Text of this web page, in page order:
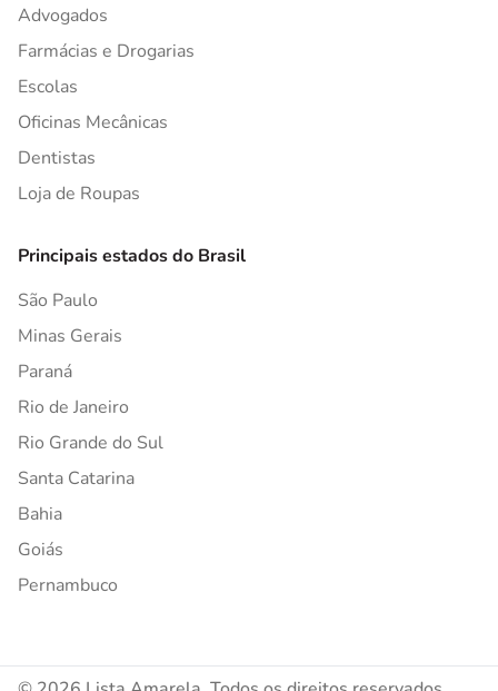
Advogados
Farmácias e Drogarias
Escolas
Oficinas Mecânicas
Dentistas
Loja de Roupas
Principais estados do Brasil
São Paulo
Minas Gerais
Paraná
Rio de Janeiro
Rio Grande do Sul
Santa Catarina
Bahia
Goiás
Pernambuco